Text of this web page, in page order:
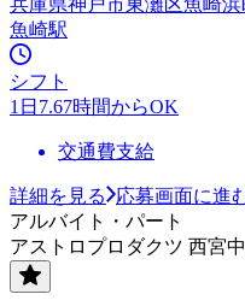
魚崎駅
シフト
1日7.67時間からOK
交通費支給
詳細を見る
応募画面に進
アルバイト・パート
アストロプロダクツ 西宮